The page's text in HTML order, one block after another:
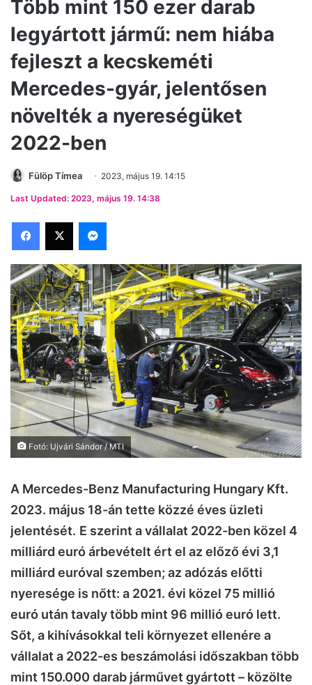
Több mint 150 ezer darab
legyártott jármű: nem hiába
fejleszt a kecskeméti
Mercedes-gyár, jelentősen
növelték a nyereségüket
2022-ben
Fülöp Tímea 2023, május 19. 14:15
Last Updated: 2023, május 19. 14:38
Facebook
X Messenger
Fotó: Ujvári Sándor / MTI
A Mercedes-Benz Manufacturing Hungary Kft.
2023. május 18-án tette közzé éves üzleti
jelentését. E szerint a vállalat 2022-ben közel 4
milliárd euró árbevételt ért el az előző évi 3,1
milliárd euróval szemben; az adózás előtti
nyeresége is nőtt: a 2021. évi közel 75 millió
euró után tavaly több mint 96 millió euró lett.
Sőt, a kihívásokkal teli környezet ellenére a
vállalat a 2022-es beszámolási időszakban több
mint 150.000 darab járművet gyártott – közölte